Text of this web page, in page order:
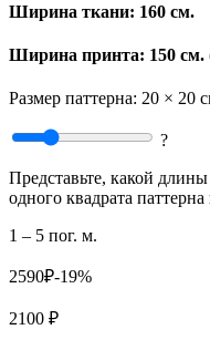
Ширина ткани: 160 см.
Ширина принта: 150 см.
Размер паттерна: 20 × 20
?
Представьте, какой
одного квадрата паттерна
1 – 5 пог. м.
2590₽-19%
2100 ₽